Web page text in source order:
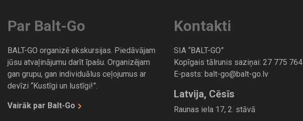
Par Balt-Go
BALT-GO organizē ekskursijas. Piedāvājam
jūsu atvaļinājumu darīt īpašu. Organizējam
gan grupu, gan individuālus ceļojumus ar
devīzi “Kustīgi un lustīgi!”.
Vairāk par Balt-Go
Kontakti
SIA “BALT-GO”
Kopīgais tālrunis saziņai: 27 775 764
E-pasts: balt-go@balt-go.lv
Latvija, Cēsīs
Raunas iela 17, 2. stāvā